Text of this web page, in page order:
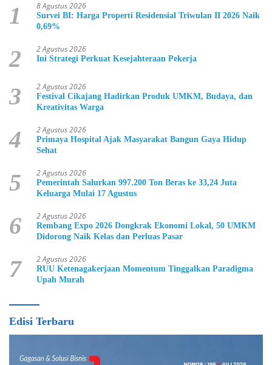
1 8 Agustus 2026
Survei BI: Harga Properti Residensial Triwulan II 2026 Naik
0,69%
2 2 Agustus 2026
Ini Strategi Perkuat Kesejahteraan Pekerja
3 2 Agustus 2026
Festival Cikajang Hadirkan Produk UMKM, Budaya, dan
Kreativitas Warga
4 2 Agustus 2026
Primaya Hospital Ajak Masyarakat Bangun Gaya Hidup
Sehat
5 2 Agustus 2026
Pemerintah Salurkan 997.200 Ton Beras ke 33,24 Juta
Keluarga Mulai 17 Agustus
6 2 Agustus 2026
Rembang Expo 2026 Dongkrak Ekonomi Lokal, 50 UMKM
Didorong Naik Kelas dan Perluas Pasar
7 2 Agustus 2026
RUU Ketenagakerjaan Momentum Tinggalkan Paradigma
Upah Murah
Edisi Terbaru